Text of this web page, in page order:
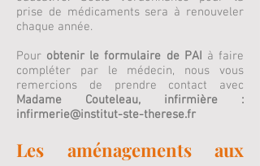
prise de médicaments sera à renouveler
chaque année.
Pour obtenir le formulaire de PAI à faire
compléter par le médecin, nous vous
remercions de prendre contact avec
Madame Couteleau, infirmière :
infirmerie@institut-ste-therese.fr
Les aménagements aux